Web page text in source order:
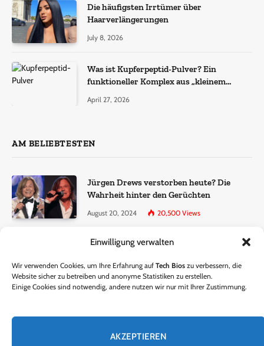
Einwilligung verwalten
Wir verwenden Cookies, um Ihre Erfahrung auf Tech Bios zu verbessern, die
Website sicher zu betreiben und anonyme Statistiken zu erstellen.
Einige Cookies sind notwendig, andere nutzen wir nur mit Ihrer Zustimmung.
AKZEPTIEREN
Die häufigsten Irrtümer über
Haarverlängerungen
July 8, 2026
Was ist Kupferpeptid-Pulver? Ein
funktioneller Komplex aus „kleinem
April 27, 2026
AM BELIEBTESTEN
Jürgen Drews verstorben heute? Die
Wahrheit hinter den Gerüchten
August 20, 2024 20,500 Views
Ralf Dammasch Traueranzeige:
June 26, 2024 13,286Views
hinter den Gerüchten
October 5, 2024 9,301